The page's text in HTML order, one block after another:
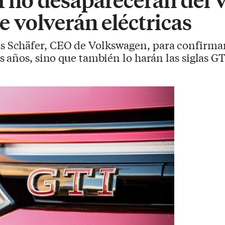
volverán eléctricas
Schäfer, CEO de Volkswagen, para
años, sino que también lo harán las siglas